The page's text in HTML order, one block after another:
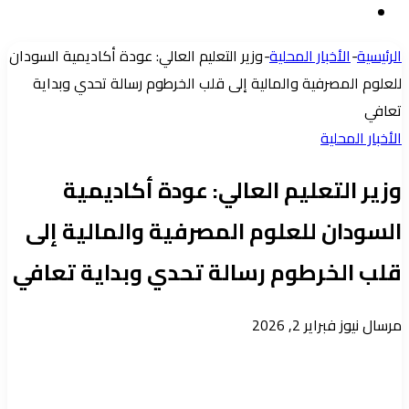
جانبيالرئيسية-الأخبار المحلية-وزير التعليم العالي: عودة أكاديمية السودان
للعلوم المصرفية والمالية إلى قلب الخرطوم رسالة تحدي وبداية
تعافي
الأخبار المحلية
وزير التعليم العالي: عودة أكاديمية
السودان للعلوم المصرفية والمالية إلى
قلب الخرطوم رسالة تحدي وبداية تعافي
مرسال نيوزأرسل
فبراير 2, 2026